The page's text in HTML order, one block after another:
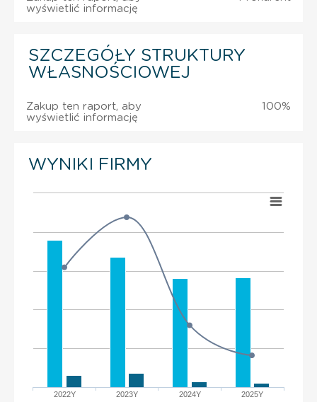
wyświetlić informację
SZCZEGÓŁY STRUKTURY
WŁASNOŚCIOWEJ
Zakup ten raport, aby
wyświetlić informację
100%
WYNIKI FIRMY
2022Y 2023Y 2024Y 2025Y